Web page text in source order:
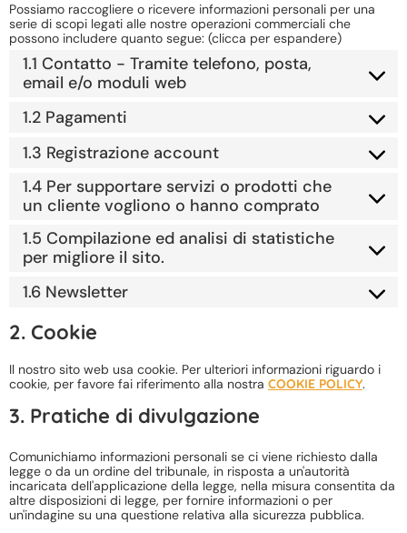
Possiamo raccogliere o ricevere informazioni personali per una
serie di scopi legati alle nostre operazioni commerciali che
possono includere quanto segue: (clicca per espandere)
1.1 Contatto - Tramite telefono, posta,
email e/o moduli web
1.2 Pagamenti
1.3 Registrazione account
1.4 Per supportare servizi o prodotti che
un cliente vogliono o hanno comprato
1.5 Compilazione ed analisi di statistiche
per migliore il sito.
1.6 Newsletter
2. Cookie
Il nostro sito web usa cookie. Per ulteriori informazioni riguardo i
cookie, per favore fai riferimento alla nostra COOKIE POLICY.
3. Pratiche di divulgazione
Comunichiamo informazioni personali se ci viene richiesto dalla
legge o da un ordine del tribunale, in risposta a un'autorità
incaricata dell'applicazione della legge, nella misura consentita da
altre disposizioni di legge, per fornire informazioni o per
un'indagine su una questione relativa alla sicurezza pubblica.